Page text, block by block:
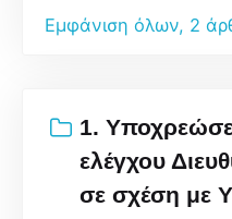
Εμφάνιση όλων, 2
1.
ελέγχου
σε σχέση με